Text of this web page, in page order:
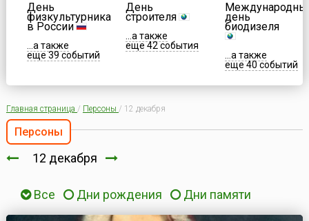
День
физкультурника
в России
...а также
еще 39 событий
День
строителя
...а также
еще 42 события
день
биодизеля
...а также
еще 40 событий
Главная страница / Персоны / 12 декабря
Персоны
12 декабря
Все Дни рождения Дни памяти